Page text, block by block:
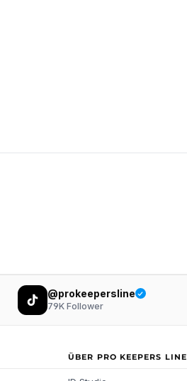
@prokeepersline
79KFollower
ÜBER PRO KEEPERS LINE